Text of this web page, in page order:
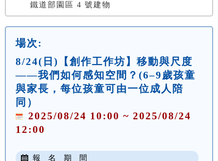
鐵道部園區 4 號建物
場次:
8/24(日)【創作工作坊】移動與尺度
——我們如何感知空間？(6–9歲孩童
與家長，每位孩童可由一位成人陪
同）
2025/08/24 10:00 ~ 2025/08/24
12:00
報 名 期 間